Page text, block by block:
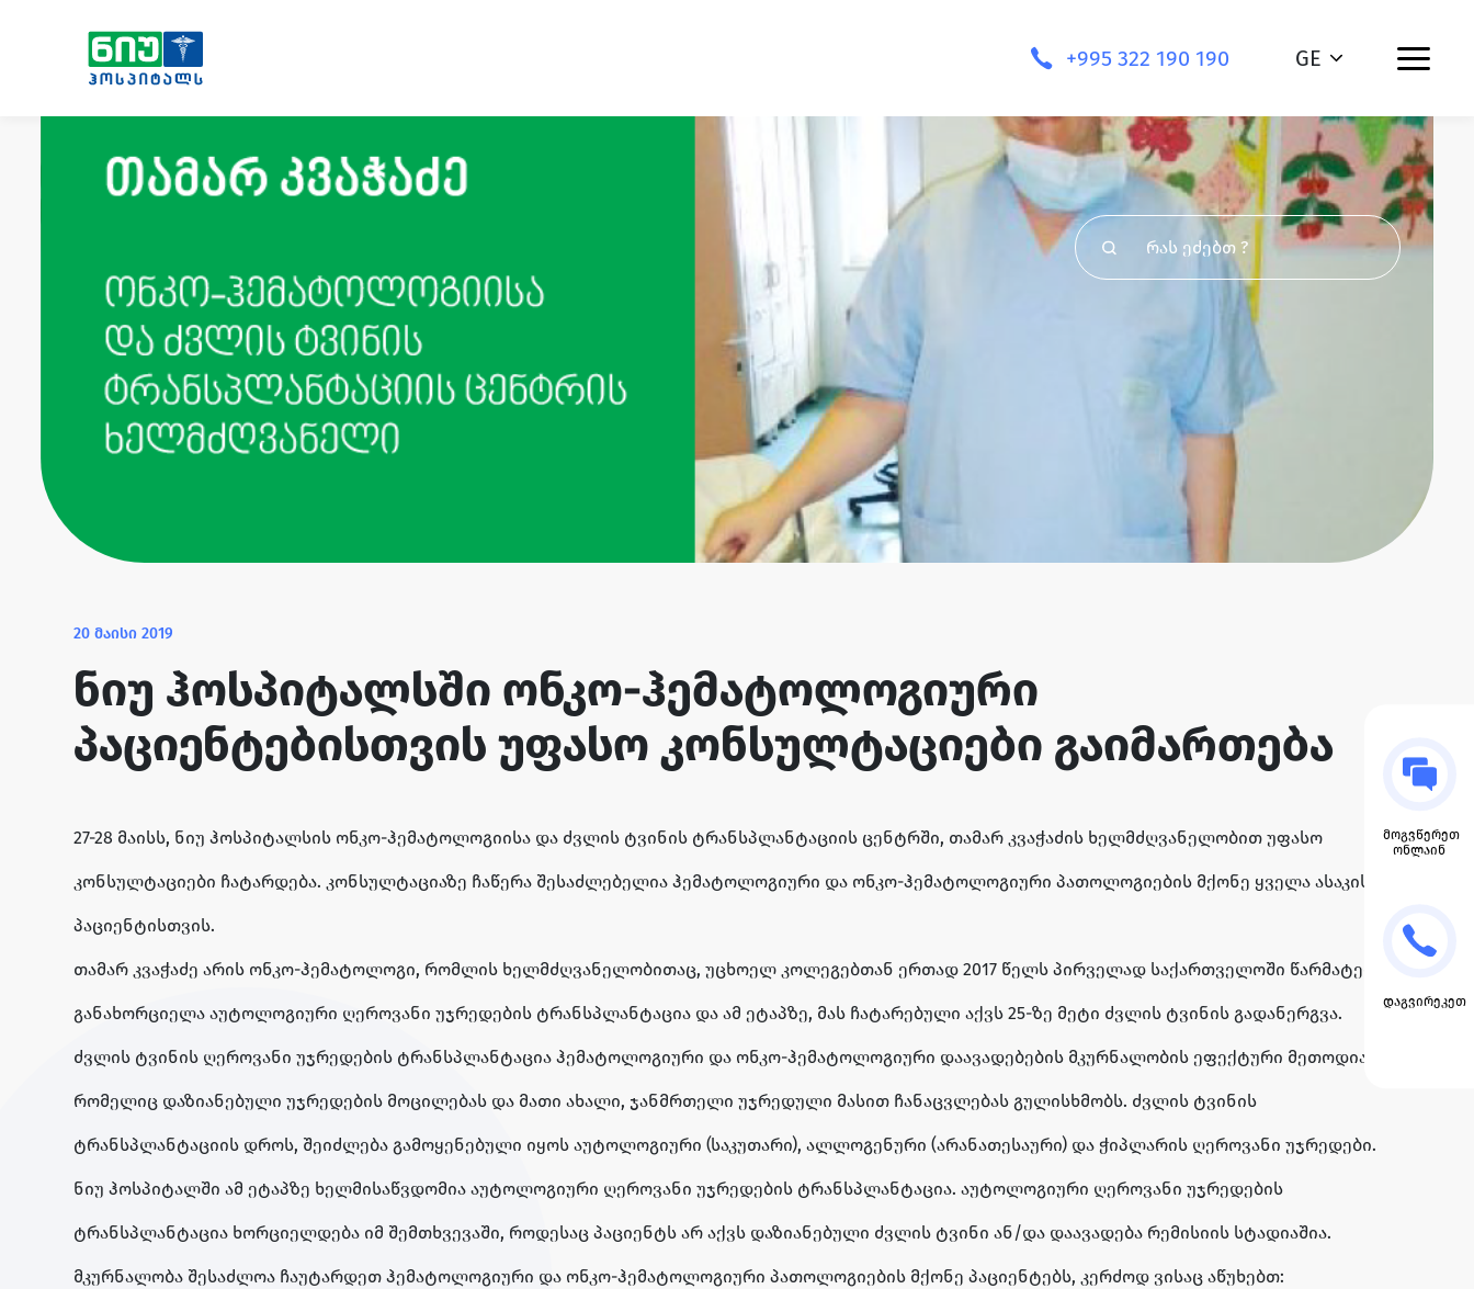
+995 322 190 190 GE
მოგვწერეთ
ონლაინ
დაგვირეკეთ
20 მაისი 2019
ნიუ ჰოსპიტალსში ონკო-ჰემატოლოგიური
პაციენტებისთვის უფასო კონსულტაციები გაიმართება
27-28 მაისს, ნიუ ჰოსპიტალსის ონკო-ჰემატოლოგიისა და ძვლის ტვინის ტრანსპლანტაციის ცენტრში, თამარ კვაჭაძის ხელმძღვანელობით უფასო
კონსულტაციები ჩატარდება. კონსულტაციაზე ჩაწერა შესაძლებელია ჰემატოლოგიური და ონკო-ჰემატოლოგიური პათოლოგიების მქონე ყველა ასაკის
პაციენტისთვის.
თამარ კვაჭაძე არის ონკო-ჰემატოლოგი, რომლის ხელმძღვანელობითაც, უცხოელ კოლეგებთან ერთად 2017 წელს პირველად საქართველოში წარმატებით
განახორციელა აუტოლოგიური ღეროვანი უჯრედების ტრანსპლანტაცია და ამ ეტაპზე, მას ჩატარებული აქვს 25-ზე მეტი ძვლის ტვინის გადანერგვა.
ძვლის ტვინის ღეროვანი უჯრედების ტრანსპლანტაცია ჰემატოლოგიური და ონკო-ჰემატოლოგიური დაავადებების მკურნალობის ეფექტური მეთოდია,
რომელიც დაზიანებული უჯრედების მოცილებას და მათი ახალი, ჯანმრთელი უჯრედული მასით ჩანაცვლებას გულისხმობს. ძვლის ტვინის
ტრანსპლანტაციის დროს, შეიძლება გამოყენებული იყოს აუტოლოგიური (საკუთარი), ალლოგენური (არანათესაური) და ჭიპლარის ღეროვანი უჯრედები.
ნიუ ჰოსპიტალში ამ ეტაპზე ხელმისაწვდომია აუტოლოგიური ღეროვანი უჯრედების ტრანსპლანტაცია. აუტოლოგიური ღეროვანი უჯრედების
ტრანსპლანტაცია ხორციელდება იმ შემთხვევაში, როდესაც პაციენტს არ აქვს დაზიანებული ძვლის ტვინი ან/და დაავადება რემისიის სტადიაშია.
მკურნალობა შესაძლოა ჩაუტარდეთ ჰემატოლოგიური და ონკო-ჰემატოლოგიური პათოლოგიების მქონე პაციენტებს, კერძოდ ვისაც აწუხებთ: